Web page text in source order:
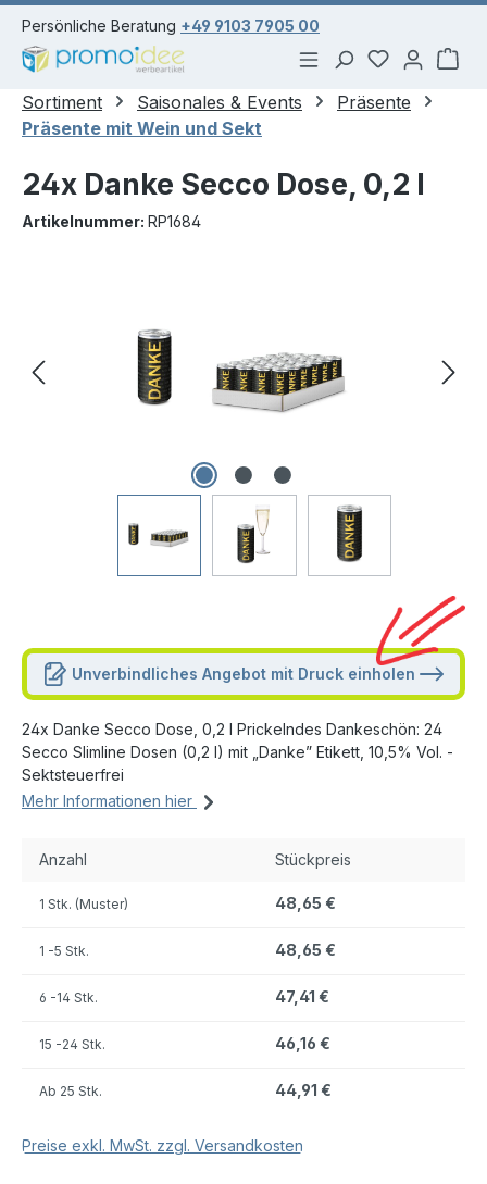
springen
Persönliche Beratung +49 9103 7905 00
Du hast 0
Sortiment Saisonales & Events
Präsente
Präsente mit Wein und Sekt
24x Danke Secco Dose, 0,2 l
Artikelnummer: RP1684
Unverbindliches Angebot mit Druck einholen
24x Danke Secco Dose, 0,2 l Prickelndes Dankeschön: 24
Secco Slimline Dosen (0,2 l) mit „Danke” Etikett, 10,5% Vol. -
Sektsteuerfrei
Mehr Informationen hier
Anzahl Stückpreis
1 Stk. (Muster) 48,65 €
1 -5 Stk. 48,65 €
6 -14 Stk. 47,41 €
15 -24 Stk. 46,16 €
Ab 25 Stk. 44,91 €
Preise exkl. MwSt. zzgl. Versandkosten